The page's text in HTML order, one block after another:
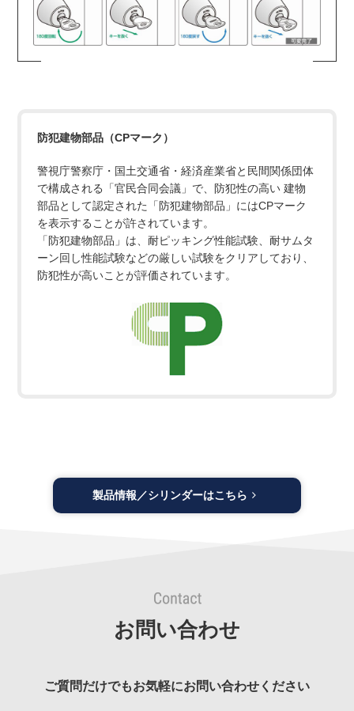
防犯建物部品（CPマーク）
警視庁警察庁・国土交通省・経済産業省と民間関係団体
で構成される「官民合同会議」で、防犯性の高い 建物
部品として認定された「防犯建物部品」にはCPマーク
を表示することが許されています。
「防犯建物部品」は、耐ピッキング性能試験、耐サムタ
ーン回し性能試験などの厳しい試験をクリアしており、
防犯性が高いことが評価されています。
製品情報／シリンダーはこちら
お問い合わせ
ご質問だけでもお気軽にお問い合わせください